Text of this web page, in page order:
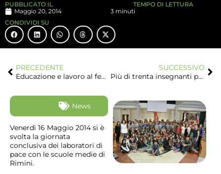
PUBBLICATO IL
Maggio 20, 2014
TEMPO DI LETTURA
3 minuti
CONDIVIDI SU
PRECEDENTE
Educazione e lavoro al femminile, tra Romagna e Senegal
SUCCESSIVO
Più di trenta insegnanti provenienti da varie parti del mondo in visita-studio al Ceis
News
Venerdì 16 Maggio 2014 si è
svolta la giornata
conclusiva dei laboratori di
pace con le scuole medie di
Rimini.